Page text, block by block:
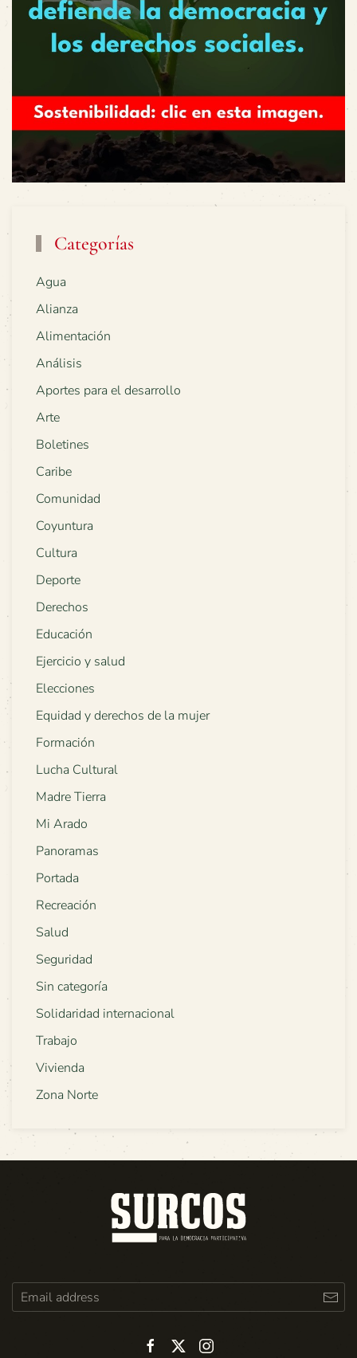
Categorías
Agua
Alianza
Alimentación
Análisis
Aportes para el desarrollo
Arte
Boletines
Caribe
Comunidad
Coyuntura
Cultura
Deporte
Derechos
Educación
Ejercicio y salud
Elecciones
Equidad y derechos de la mujer
Formación
Lucha Cultural
Madre Tierra
Mi Arado
Panoramas
Portada
Recreación
Salud
Seguridad
Sin categoría
Solidaridad internacional
Trabajo
Vivienda
Zona Norte